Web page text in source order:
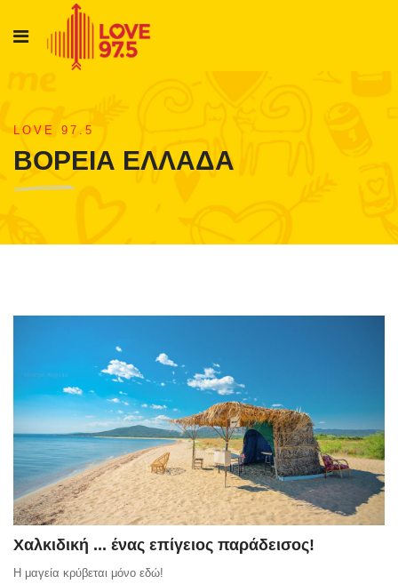
LOVE 97.5
ΒΟΡΕΙΑ ΕΛΛΑΔΑ
Χαλκιδική ... ένας επίγειος παράδεισος!
Η μαγεία κρύβεται μόνο εδώ!